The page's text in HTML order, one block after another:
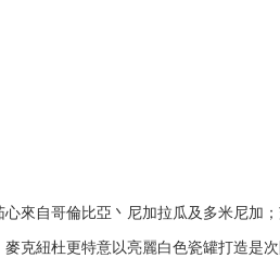
來自哥倫比亞丶尼加拉瓜及多米尼加
克紐杜更特意以亮麗白色瓷罐打造是